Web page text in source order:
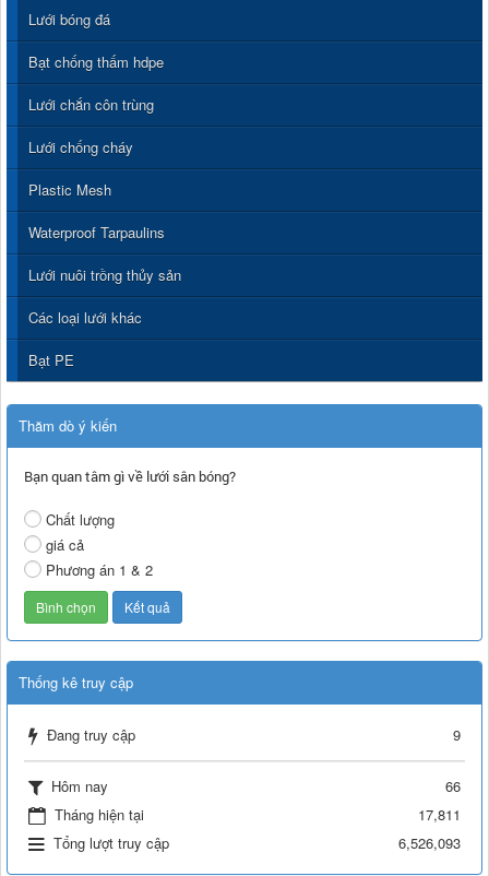
Lưới bóng đá
Bạt chống thấm hdpe
Lưới chắn côn trùng
Lưới chống cháy
Plastic Mesh
Waterproof Tarpaulins
Lưới nuôi trồng thủy sản
Các loại lưới khác
Bạt PE
Thăm dò ý kiến
Bạn quan tâm gì về lưới sân bóng?
Chất lượng
giá cả
Phương án 1 & 2
Thống kê truy cập
Đang truy cập 9
Hôm nay
66
Tháng hiện tại
17,811
Tổng lượt truy cập
6,526,093